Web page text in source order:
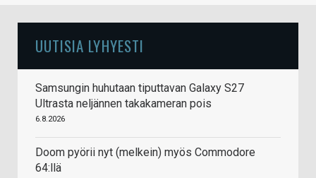
UUTISIA LYHYESTI
Samsungin huhutaan tiputtavan Galaxy S27
Ultrasta neljännen takakameran pois
6.8.2026
Doom pyörii nyt (melkein) myös Commodore
64:llä